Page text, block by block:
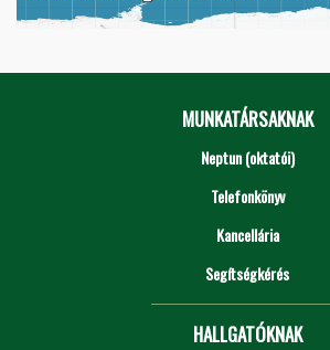
MUNKATÁRSAKNAK
Neptun (oktatói)
Telefonkönyv
Kancellária
Segítségkérés
HALLGATÓKNAK